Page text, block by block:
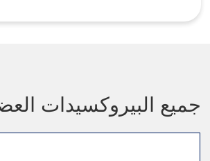
جميع البيروكسيدات